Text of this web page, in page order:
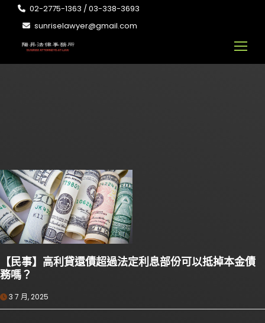
02-2775-1363 / 03-338-3693
sunriselawyer@gmail.com
【民事】高利貸還債超過法定利息部份可以抵掉本金債
務嗎？
3 7 月, 2025